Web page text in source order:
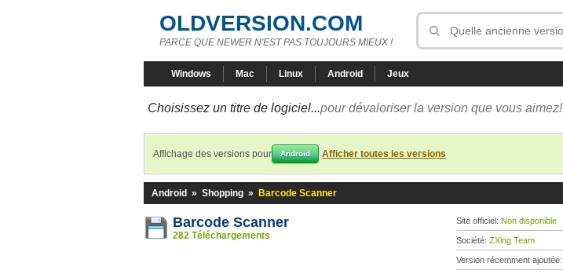
OLDVERSION.COM
PARCE QUE NEWER N'EST PAS TOUJOURS MIEUX !
Windows Mac Linux Android Jeux
Choisissez un titre de logiciel...pour dévaloriser la version que vous aimez!
Affichage des versions pour Android Afficher toutes les versions
Android » Shopping » Barcode Scanner
Barcode Scanner
282 Téléchargements
Site officiel: Non disponible
Société: ZXing Team
Version récemment ajoutée: